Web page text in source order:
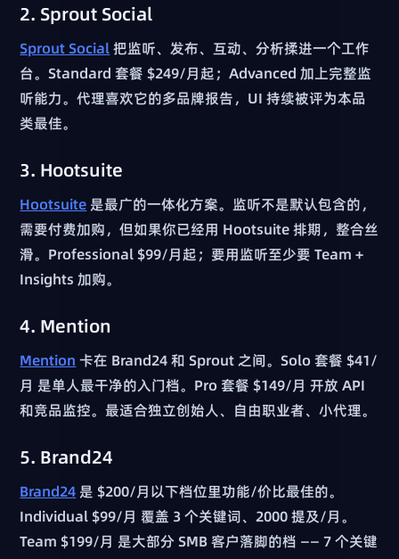
2. Sprout Social
Sprout Social把监听、发布、互动、分析揉进一个工作
台。Standard 套餐 $249/月起；Advanced 加上完整监
听能力。代理喜欢它的多品牌报告，UI 持续被评为本品
类最佳。
3. Hootsuite
Hootsuite 是最广的一体化方案。监听不是默认包含的，
需要付费加购，但如果你已经用 Hootsuite 排期，整合丝
滑。Professional $99/月起；要用监听至少要 Team +
Insights 加购。
4. Mention
Mention 卡在 Brand24 和 Sprout 之间。Solo 套餐 $41/
月 是单人最干净的入门档。Pro 套餐 $149/月 开放 API
和竞品监控。最适合独立创始人、自由职业者、小代理。
5. Brand24
Brand24 是 $200/月以下档位里功能/价比最佳的。
Individual $99/月 覆盖 3 个关键词、2000 提及/月。
Team $199/月 是大部分 SMB 客户落脚的档 —— 7 个关键